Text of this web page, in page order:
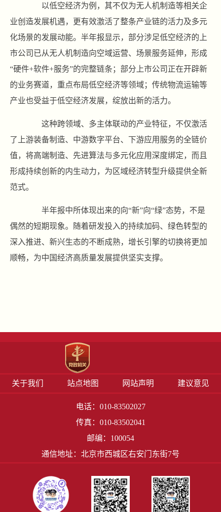
以低空经济为例，其不仅为无人机制造等相关企
业创造发展机遇，更有效激活了整条产业链的活力及多元
化场景的发展动能。半年报显示，部分涉足低空经济的上
市公司已从无人机制造向空域运营、场景服务延伸，形成
“硬件+软件+服务”的完整链条；部分上市公司正在开辟新
的业务赛道，重点布局低空经济等领域；传统物流运输等
产业也受益于低空经济发展，绽放出新的活力。
这种跨领域、多主体联动的产业特征，不仅激活
了上游装备制造、中游数字平台、下游应用服务的全链价
值，将高端制造、先进算法与多元化应用深度绑定，而且
形成持续创新的内生动力，为区域经济转型升级提供全新
范式。
半年报中所体现出来的向“新”向“绿”态势，不是
偶然的短期现象。随着研发投入的持续加码、绿色转型的
深入推进、新兴生态的不断成熟，增长引擎的切换将更加
顺畅，为中国经济高质量发展提供坚实支撑。
关于我们 站点地图 网站声明 建议意见
电话：010-83502027
传真：010-83502041
邮编：100054
通信地址：北京市西城区右安门东街7号